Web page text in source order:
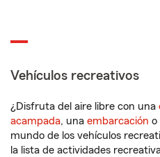
Vehículos recreativos
¿Disfruta del aire libre con una
acampada, una embarcación o
mundo de los vehículos
la lista de actividades